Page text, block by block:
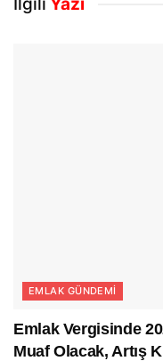
EMLAK GÜNDEMI
Emlak Vergisinde
Muaf Olacak, Artış